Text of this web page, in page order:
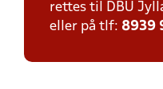
rettes til DBU
eller på tlf: 8939